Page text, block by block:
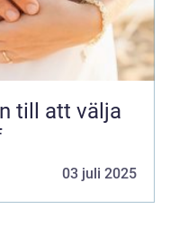
till att välja
03 juli 2025